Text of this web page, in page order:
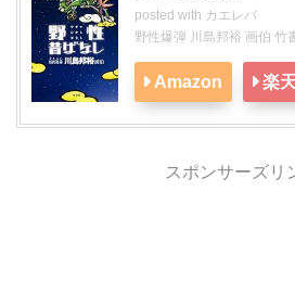
posted with カエレバ
野性爆弾 川島邦裕 画伯 竹
Amazon 楽
スポンサーズリ